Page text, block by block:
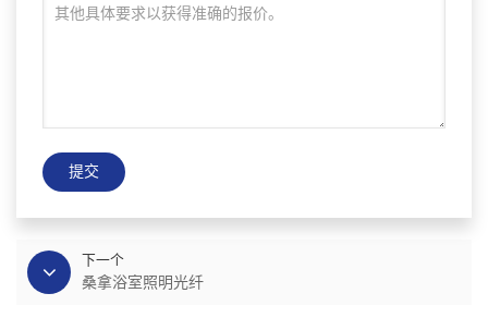
提交
下一个
桑拿浴室照明光纤